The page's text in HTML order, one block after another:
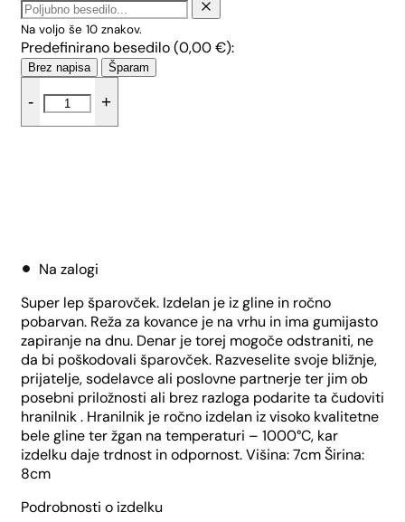
Na voljo še 10 znakov.
Predefinirano besedilo (0,00€):
Brez napisa Šparam
-
mali
pujsek
+
Na zalogi
Super lep šparovček. Izdelan je iz gline in ročno
pobarvan. Reža za kovance je na vrhu in ima gumijasto
zapiranje na dnu. Denar je torej mogoče odstraniti, ne
da bi poškodovali šparovček. Razveselite svoje bližnje,
prijatelje, sodelavce ali poslovne partnerje ter jim ob
posebni priložnosti ali brez razloga podarite ta čudoviti
hranilnik . Hranilnik je ročno izdelan iz visoko kvalitetne
bele gline ter žgan na temperaturi – 1000°C, kar
izdelku daje trdnost in odpornost. Višina: 7cm Širina:
8cm
Podrobnosti o izdelku